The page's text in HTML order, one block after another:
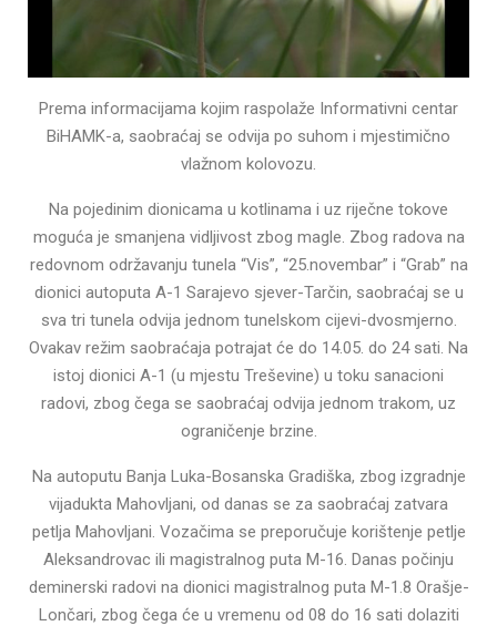
Prema informacijama kojim raspolaže Informativni centar
BiHAMK-a, saobraćaj se odvija po suhom i mjestimično
vlažnom kolovozu.
Na pojedinim dionicama u kotlinama i uz riječne tokove
moguća je smanjena vidljivost zbog magle. Zbog radova na
redovnom održavanju tunela “Vis”, “25.novembar” i “Grab” na
dionici autoputa A-1 Sarajevo sjever-Tarčin, saobraćaj se u
sva tri tunela odvija jednom tunelskom cijevi-dvosmjerno.
Ovakav režim saobraćaja potrajat će do 14.05. do 24 sati. Na
istoj dionici A-1 (u mjestu Treševine) u toku sanacioni
radovi, zbog čega se saobraćaj odvija jednom trakom, uz
ograničenje brzine.
Na autoputu Banja Luka-Bosanska Gradiška, zbog izgradnje
vijadukta Mahovljani, od danas se za saobraćaj zatvara
petlja Mahovljani. Vozačima se preporučuje korištenje petlje
Aleksandrovac ili magistralnog puta M-16. Danas počinju
deminerski radovi na dionici magistralnog puta M-1.8 Orašje-
Lončari, zbog čega će u vremenu od 08 do 16 sati dolaziti